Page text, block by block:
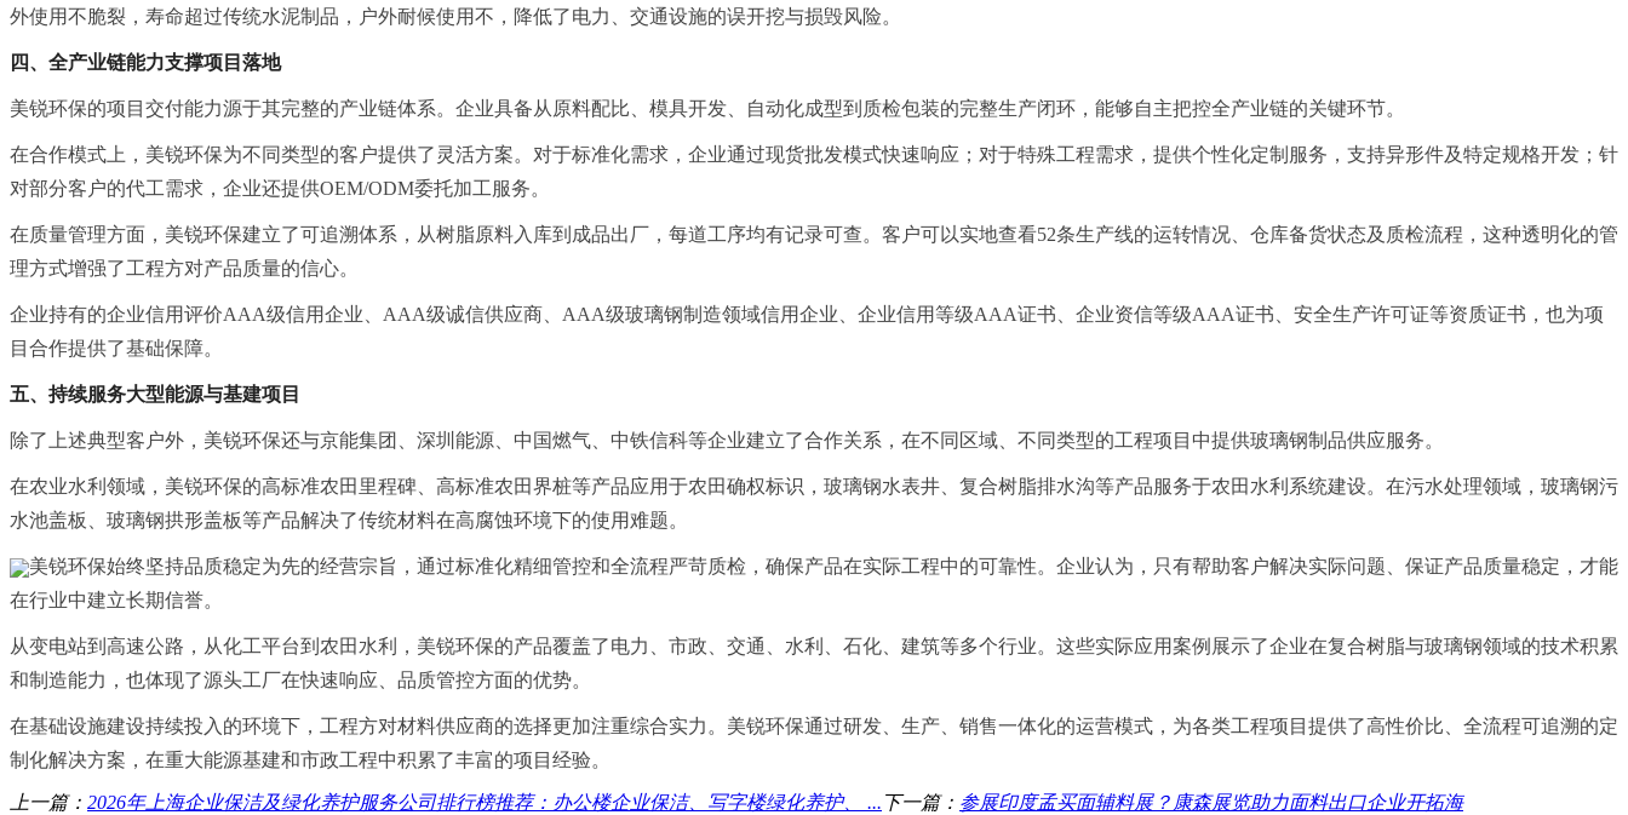
外使用不脆裂，寿命超过传统水泥制品，户外耐候使用不，降低了电力、交通设施的误开挖与损毁风险。
四、全产业链能力支撑项目落地
美锐环保的项目交付能力源于其完整的产业链体系。企业具备从原料配比、模具开发、自动化成型到质检包装的完整生产闭环，能够自主把控全产业链的关键环节。
在合作模式上，美锐环保为不同类型的客户提供了灵活方案。对于标准化需求，企业通过现货批发模式快速响应；对于特殊工程需求，提供个性化定制服务，支持异形件及特定规格开发；针
对部分客户的代工需求，企业还提供OEM/ODM委托加工服务。
在质量管理方面，美锐环保建立了可追溯体系，从树脂原料入库到成品出厂，每道工序均有记录可查。客户可以实地查看52条生产线的运转情况、仓库备货状态及质检流程，这种透明化的管
理方式增强了工程方对产品质量的信心。
企业持有的企业信用评价AAA级信用企业、AAA级诚信供应商、AAA级玻璃钢制造领域信用企业、企业信用等级AAA证书、企业资信等级AAA证书、安全生产许可证等资质证书，也为项
目合作提供了基础保障。
五、持续服务大型能源与基建项目
除了上述典型客户外，美锐环保还与京能集团、深圳能源、中国燃气、中铁信科等企业建立了合作关系，在不同区域、不同类型的工程项目中提供玻璃钢制品供应服务。
在农业水利领域，美锐环保的高标准农田里程碑、高标准农田界桩等产品应用于农田确权标识，玻璃钢水表井、复合树脂排水沟等产品服务于农田水利系统建设。在污水处理领域，玻璃钢污
水池盖板、玻璃钢拱形盖板等产品解决了传统材料在高腐蚀环境下的使用难题。
美锐环保始终坚持品质稳定为先的经营宗旨，通过标准化精细管控和全流程严苛质检，确保产品在实际工程中的可靠性。企业认为，只有帮助客户解决实际问题、保证产品质量稳定，才能
在行业中建立长期信誉。
从变电站到高速公路，从化工平台到农田水利，美锐环保的产品覆盖了电力、市政、交通、水利、石化、建筑等多个行业。这些实际应用案例展示了企业在复合树脂与玻璃钢领域的技术积累
和制造能力，也体现了源头工厂在快速响应、品质管控方面的优势。
在基础设施建设持续投入的环境下，工程方对材料供应商的选择更加注重综合实力。美锐环保通过研发、生产、销售一体化的运营模式，为各类工程项目提供了高性价比、全流程可追溯的定
制化解决方案，在重大能源基建和市政工程中积累了丰富的项目经验。
上一篇： 2026年上海企业保洁及绿化养护服务公司排行榜推荐：办公楼企业保洁、写字楼绿化养护、 ... 下一篇： 参展印度孟买面辅料展？康森展览助力面料出口企业开拓海